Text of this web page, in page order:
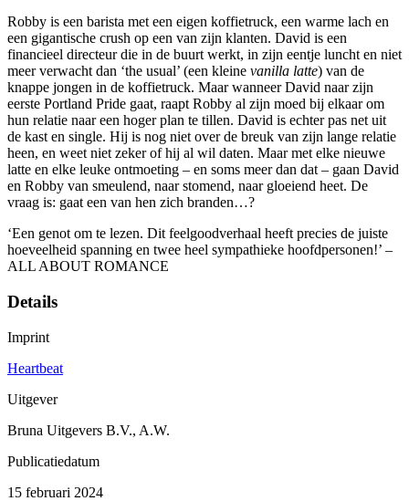
Robby is een barista met een eigen koffietruck, een warme lach en
een gigantische crush op een van zijn klanten. David is een
financieel directeur die in de buurt werkt, in zijn eentje luncht en niet
meer verwacht dan ‘the usual’ (een kleine vanilla latte) van de
knappe jongen in de koffietruck. Maar wanneer David naar zijn
eerste Portland Pride gaat, raapt Robby al zijn moed bij elkaar om
hun relatie naar een hoger plan te tillen. David is echter pas net uit
de kast en single. Hij is nog niet over de breuk van zijn lange relatie
heen, en weet niet zeker of hij al wil daten. Maar met elke nieuwe
latte en elke leuke ontmoeting – en soms meer dan dat – gaan David
en Robby van smeulend, naar stomend, naar gloeiend heet. De
vraag is: gaat een van hen zich branden…?
‘Een genot om te lezen. Dit feelgoodverhaal heeft precies de juiste
hoeveelheid spanning en twee heel sympathieke hoofdpersonen!’ –
ALL ABOUT ROMANCE
Details
Imprint
Heartbeat
Uitgever
Bruna Uitgevers B.V., A.W.
Publicatiedatum
15 februari 2024